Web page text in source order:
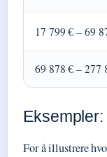
17 799 € – 69
69 878 € – 277
For å illustrere